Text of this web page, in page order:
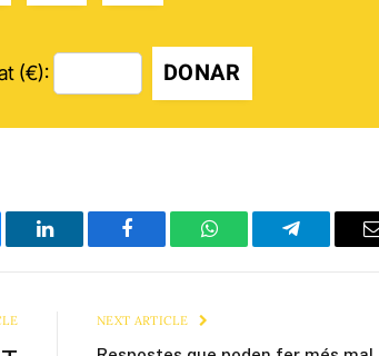
(€): DONAR
LinkedIn Facebook WhatsAppTelegram
NEXT ARTICLE